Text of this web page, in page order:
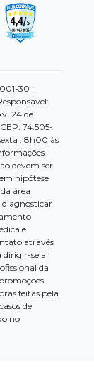
30 |
24 de
74.505-
: 8h00 às
devem ser
hipótese
área
diagnosticar
e
através
dirigir-se a
da
feitas pela
de
no